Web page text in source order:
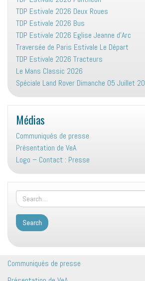
TDP Estivale 2026 Deux Roues
TDP Estivale 2026 Bus
TDP Estivale 2026 Eglise Jeanne d’Arc
Traversée de Paris Estivale Le Départ
TDP Estivale 2026 Tracteurs
Le Mans Classic 2026
Spéciale Land Rover Dimanche 05 Juillet
Médias
Communiqués de presse
Présentation de VeA
Logo – Contact : Presse
Communiqués de presse